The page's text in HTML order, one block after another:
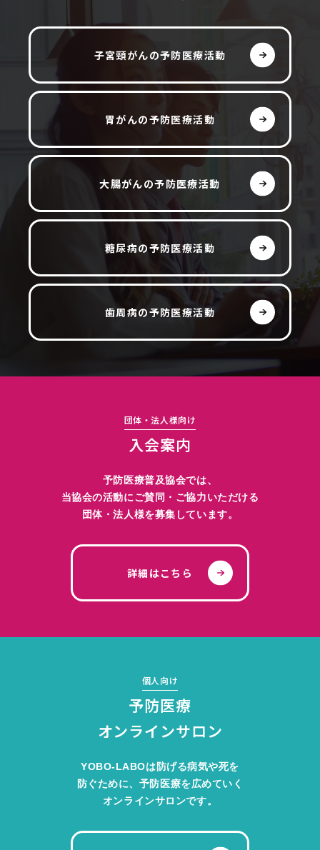
子宮頸がんの予防医療活動
胃がんの予防医療活動
大腸がんの予防医療活動
糖尿病の予防医療活動
歯周病の予防医療活動
入会案内
団体・法人様向け
予防医療普及協会では、
当協会の活動にご賛同・ご協力いただける
団体・法人様を募集しています。
詳細はこちら
予防医療
オンラインサロン
個人向け
YOBO-LABOは防げる病気や死を
防ぐために、予防医療を広めていく
オンラインサロンです。